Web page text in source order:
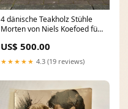
4 dänische Teakholz Stühle
Morten von Niels Koefoed für
US$ 500.00
★★★★★ 4.3 (19 reviews)